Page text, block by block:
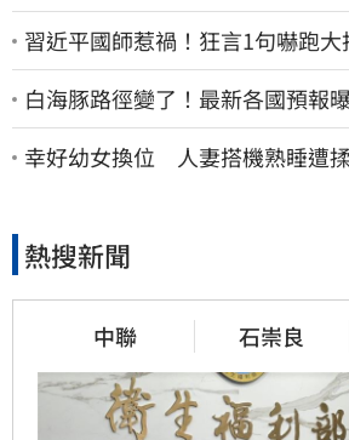
習近平國師惹禍！狂言1句嚇跑大
白海豚路徑變了！最新各國預報
灣又更近一點
幸好幼女換位 人妻搭機熟睡遭
熱搜新聞
中聯 石崇良